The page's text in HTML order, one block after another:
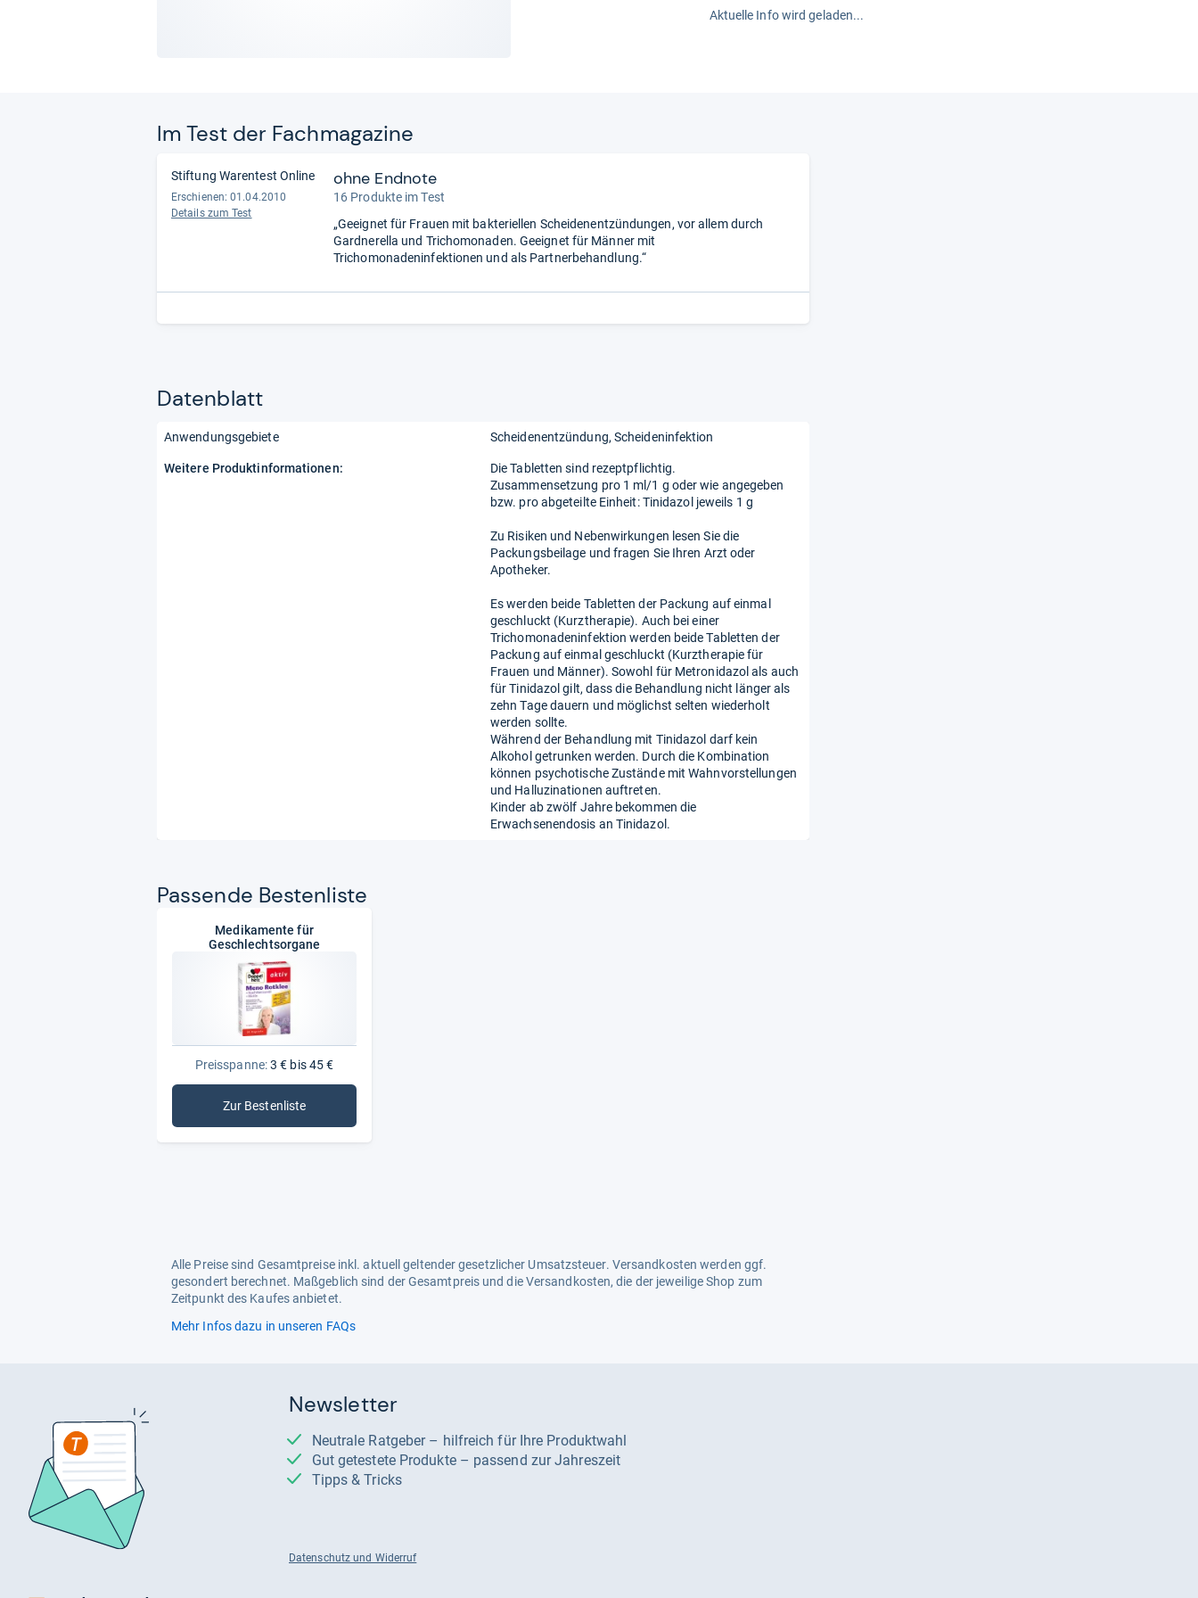
Aktuelle Info wird geladen...
Im Test der Fach­ma­ga­zine
Stiftung Warentest Online
Erschienen: 01.04.2010
Details zum Test
ohne Endnote
16 Produkte im Test
„Geeignet für Frauen mit bakteriellen Scheidenentzündungen, vor allem durch
Gardnerella und Trichomonaden. Geeignet für Männer mit
Trichomonadeninfektionen und als Partnerbehandlung.“
Datenblatt
Anwendungsgebiete Scheidenentzündung Scheideninfektion
Weitere Produktinformationen:
Die Tabletten sind rezeptpflichtig.
Zusammensetzung pro 1 ml/1 g oder wie angegeben
bzw. pro abgeteilte Einheit: Tinidazol jeweils 1 g
Zu Risiken und Nebenwirkungen lesen Sie die
Packungsbeilage und fragen Sie Ihren Arzt oder
Apotheker.
Es werden beide Tabletten der Packung auf einmal
geschluckt (Kurztherapie). Auch bei einer
Trichomonadeninfektion werden beide Tabletten der
Packung auf einmal geschluckt (Kurztherapie für
Frauen und Männer). Sowohl für Metronidazol als auch
für Tinidazol gilt, dass die Behandlung nicht länger als
zehn Tage dauern und möglichst selten wiederholt
werden sollte.
Während der Behandlung mit Tinidazol darf kein
Alkohol getrunken werden. Durch die Kombination
können psychotische Zustände mit Wahnvorstellungen
und Halluzinationen auftreten.
Kinder ab zwölf Jahre bekommen die
Erwachsenendosis an Tinidazol.
Pas­sende Bes­ten­liste
Medikamente für
Geschlechtsorgane
Preisspanne:3 € bis 45 €
Zur Bestenliste: Medikamente für Geschlechtsorgane
Alle Preise sind Gesamtpreise inkl. aktuell geltender gesetzlicher Umsatzsteuer. Versandkosten werden ggf.
gesondert berechnet. Maßgeblich sind der Gesamtpreis und die Versandkosten, die der jeweilige Shop zum
Zeitpunkt des Kaufes anbietet.
Mehr Infos dazu in unseren FAQs
Newsletter
Neutrale Ratgeber – hilfreich für Ihre Produktwahl
Gut getestete Produkte – passend zur Jahreszeit
Tipps & Tricks
Datenschutz und Widerruf